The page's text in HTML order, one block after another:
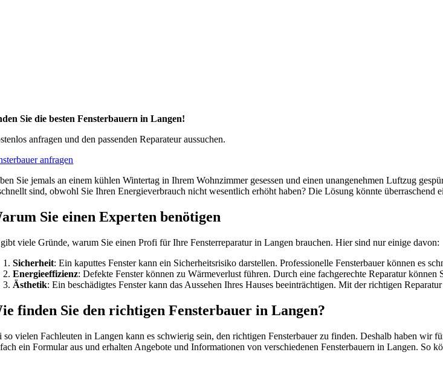
Sie die besten Fensterbauern in Langen!
anfragen und den passenden Reparateur aussuchen.
anfragen
Sie jemals an einem kühlen Wintertag in Ihrem Wohnzimmer gesessen und einen unangenehmen Luftzug
sind, obwohl Sie Ihren Energieverbrauch nicht wesentlich erhöht haben? Die Lösung könnte überraschend
Sie einen Experten benötigen
viele Gründe, warum Sie einen Profi für Ihre Fensterreparatur in Langen brauchen. Hier sind nur einige davon:
Sicherheit: Ein kaputtes Fenster kann ein Sicherheitsrisiko darstellen. Professionelle Fensterbauer können es
Energieeffizienz: Defekte Fenster können zu Wärmeverlust führen. Durch eine fachgerechte Reparatur können
Ästhetik: Ein beschädigtes Fenster kann das Aussehen Ihres Hauses beeinträchtigen. Mit der richtigen
finden Sie den richtigen Fensterbauer in Langen?
so vielen Fachleuten in Langen kann es schwierig sein, den richtigen Fensterbauer zu finden. Deshalb haben wir
ein Formular aus und erhalten Angebote und Informationen von verschiedenen Fensterbauern in Langen. So